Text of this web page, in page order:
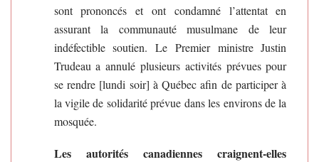
sont prononcés et ont condamné l’attentat en
assurant la communauté musulmane de leur
indéfectible soutien. Le Premier ministre Justin
Trudeau a annulé plusieurs activités prévues pour
se rendre [lundi soir] à Québec afin de participer à
la vigile de solidarité prévue dans les environs de la
mosquée.
Les autorités canadiennes craignent-elles